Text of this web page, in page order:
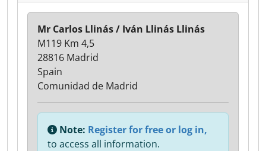
Mr Carlos Llinás / Iván Llinás Llinás
M119 Km 4,5
28816 Madrid
Spain
Comunidad de Madrid
Note: Register for free or log in,
to access all information.